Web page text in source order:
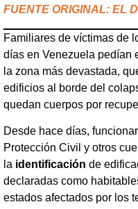
FUENTE ORIGINAL: EL
Familiares de víctimas de
días en Venezuela pedían
la zona más devastada,
edificios al borde del
quedan cuerpos por
Desde hace días,
Protección Civil y otros
la identificación de
declaradas como
estados afectados por los